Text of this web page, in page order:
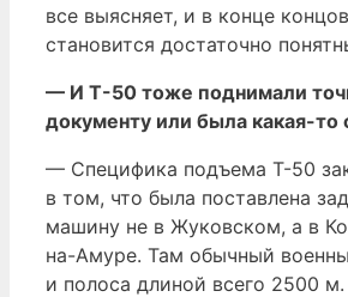
все выясняет, и в конце
становится достаточно
— И Т-50 тоже поднимали
документу или была какая-то
— Специфика подъема Т-50
в том, что была поставлена
машину не в Жуковском, а в
на-Амуре. Там обычный
и полоса длиной всего 2500 м.